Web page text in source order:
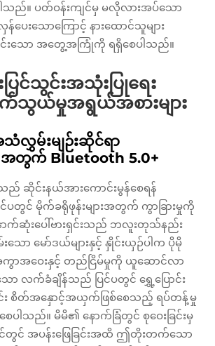
ါသည်။ ပတ်ဝန်းကျင်မှ မလိုလားအပ်သော
ပေးသောကြောင့် နားထောင်သူများ
းသော အတွေ့အကြုံကို ရရှိစေပါသည်။
ပြင်သွင်းအသုံးပြုရေး
ယ်မှုအရွယ်အစားများ
သံလွှမ်းမျဉ်းဆိုင်ရာ
အတွက် Bluetooth 5.0+
ဆိုင်းနယ်အားကောင်းမွန်စေရန်
ပတွင် မိုက်ခရိုဖုန်းများအတွက် ကွာခြားမှုကို
ောက်ဆုံးပေါ်ဗားရှင်းသည် ဘလူးတုသ်နည်း
သော မော်ဒယ်များနှင့် နှိုင်းယှဉ်ပါက ပိုမို
ကွာအဝေးနှင့် တည်ငြိမ်မှုကို ယူဆောင်လာ
ော လက်ခံချိန်သည် ပြင်ပတွင် ရွှေ့ပြောင်း
စိတ်အနှောင့်အယှက်ဖြစ်စေသည့် ရပ်တန့်မှု
ေပါသည်။ မိမိ၏ နောက်ခြံတွင် စုဝေးခြင်းမှ
တွင် အပန်းဖြေခြင်းအထိ ဤတိုးတက်သော